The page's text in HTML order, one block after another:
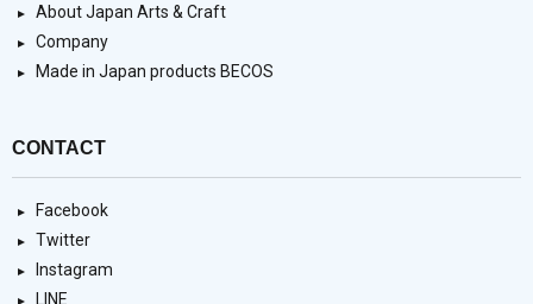
About Japan Arts & Craft
Company
Made in Japan products BECOS
CONTACT
Facebook
Twitter
Instagram
LINE